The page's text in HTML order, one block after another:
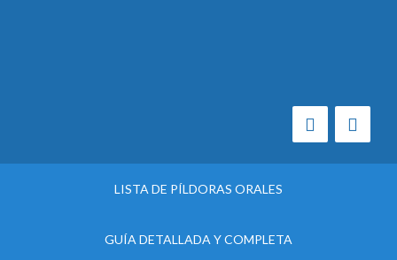
LISTA DE PÍLDORAS ORALES
GUÍA DETALLADA Y COMPLETA